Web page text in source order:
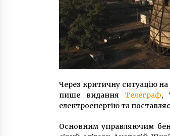
Через критичну ситуацію
пише видання Телеграф,
електроенергію та
Основним управляючим